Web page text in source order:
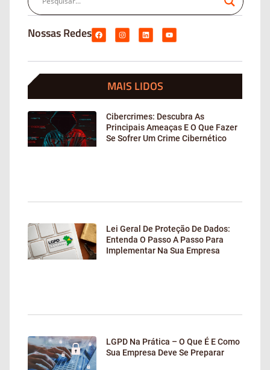
Nossas Redes
MAIS LIDOS
Cibercrimes: Descubra As
Principais Ameaças E O Que Fazer
Se Sofrer Um Crime Cibernético
Lei Geral De Proteção De Dados:
Entenda O Passo A Passo Para
Implementar Na Sua Empresa
LGPD Na Prática – O Que É E Como
Sua Empresa Deve Se Preparar